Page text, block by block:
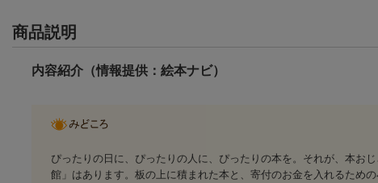
商品説明
内容紹介（情報提供：絵本ナビ）
ぴったりの日に、ぴったりの人に、ぴったりの本を。それが、本お
館」はあります。板の上に積まれた本と、寄付のお金を入れるため